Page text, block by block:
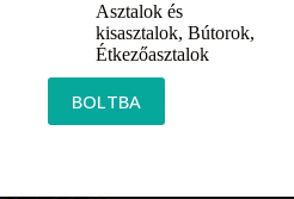
Asztalok és
kisasztalok, Bútorok,
Étkezőasztalok
BOLTBA